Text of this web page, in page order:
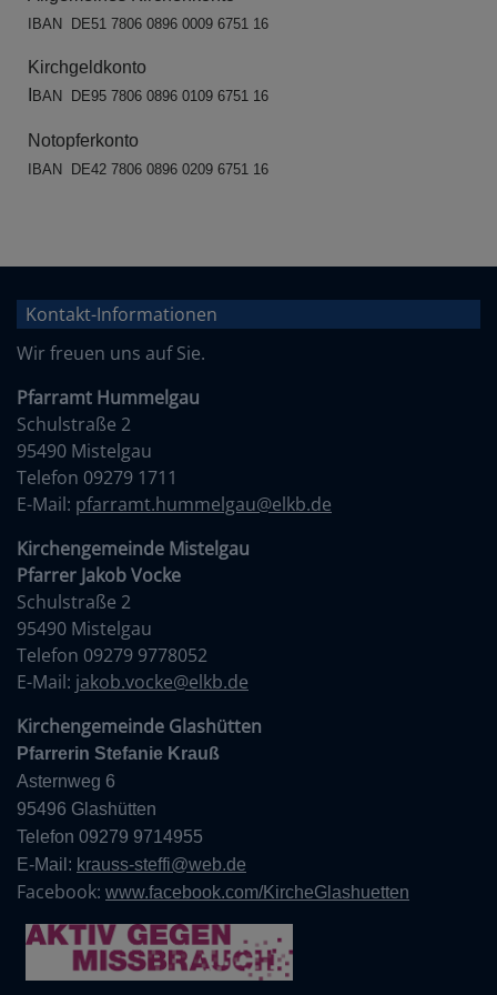
IBAN DE51 7806 0896 0009 6751 16
Kirchgeldkonto
BAN DE95 7806 0896 0109 6751 16
Notopferkonto
IBAN DE42 7806 0896 0209 6751 16
Kontakt-Informationen
Wir freuen uns auf Sie.
Pfarramt Hummelgau
Schulstraße 2
95490 Mistelgau
Telefon 09279 1711
E-Mail: pfarramt.hummelgau@elkb.de
Kirchengemeinde Mistelgau
Pfarrer Jakob Vocke
Schulstraße 2
95490 Mistelgau
Telefon 09279 9778052
E-Mail: jakob.vocke@elkb.de
Kirchengemeinde Glashütten
Pfarrerin Stefanie Krauß
Asternweg 6
95496 Glashütten
Telefon 09279 9714955
E-Mail: krauss-steffi@web.de
Facebook: www.facebook.com/KircheGlashuetten